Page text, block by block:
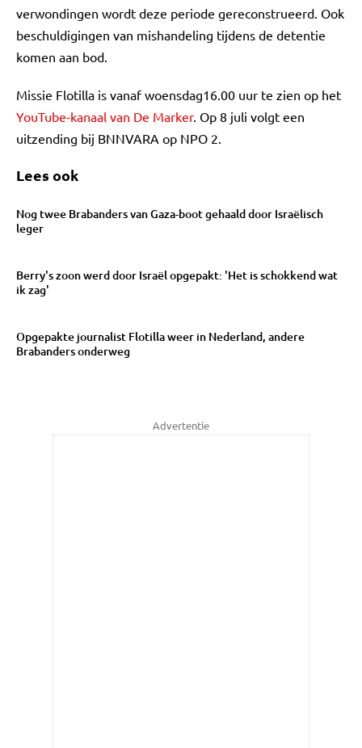
verwondingen wordt deze periode gereconstrueerd. Ook
beschuldigingen van mishandeling tijdens de detentie
komen aan bod.
Missie Flotilla is vanaf woensdag16.00 uur te zien op het
YouTube-kanaal van De Marker. Op 8 juli volgt een
uitzending bij BNNVARA op NPO 2.
Lees ook
Nog twee Brabanders van Gaza-boot gehaald door Israëlisch
leger
Berry's zoon werd door Israël opgepakt: 'Het is schokkend wat
ik zag'
Opgepakte journalist Flotilla weer in Nederland, andere
Brabanders onderweg
Advertentie